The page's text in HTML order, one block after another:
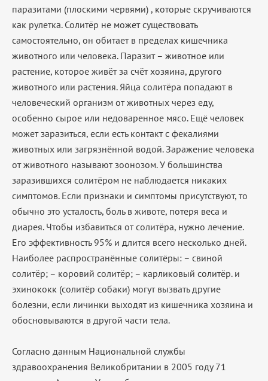
паразитами (плоскими червями) , которые скручиваются
как рулетка. Солитёр не может существовать
самостоятельно, он обитает в пределах кишечника
животного или человека. Паразит – животное или
растение, которое живёт за счёт хозяина, другого
животного или растения. Яйца солитёра попадают в
человеческий организм от животных через еду,
особенно сырое или недоваренное мясо. Ещё человек
может заразиться, если есть контакт с фекалиями
животных или загрязнённой водой. Заражение человека
от животного называют зоонозом. У большинства
заразившихся солитёром не наблюдается никаких
симптомов. Если признаки и симптомы присутствуют, то
обычно это усталость, боль в животе, потеря веса и
диарея. Чтобы избавиться от солитёра, нужно лечение.
Его эффективность 95% и длится всего несколько дней.
Наиболее распространённые солитёры: – свиной
солитёр; – коровий солитёр; – карликовый солитёр. и
эхинококк (солитёр собаки) могут вызвать другие
болезни, если личинки выходят из кишечника хозяина и
обосновываются в другой части тела.
Согласно данным Национальной службы
здравоохранения Великобритании в 2005 году 71